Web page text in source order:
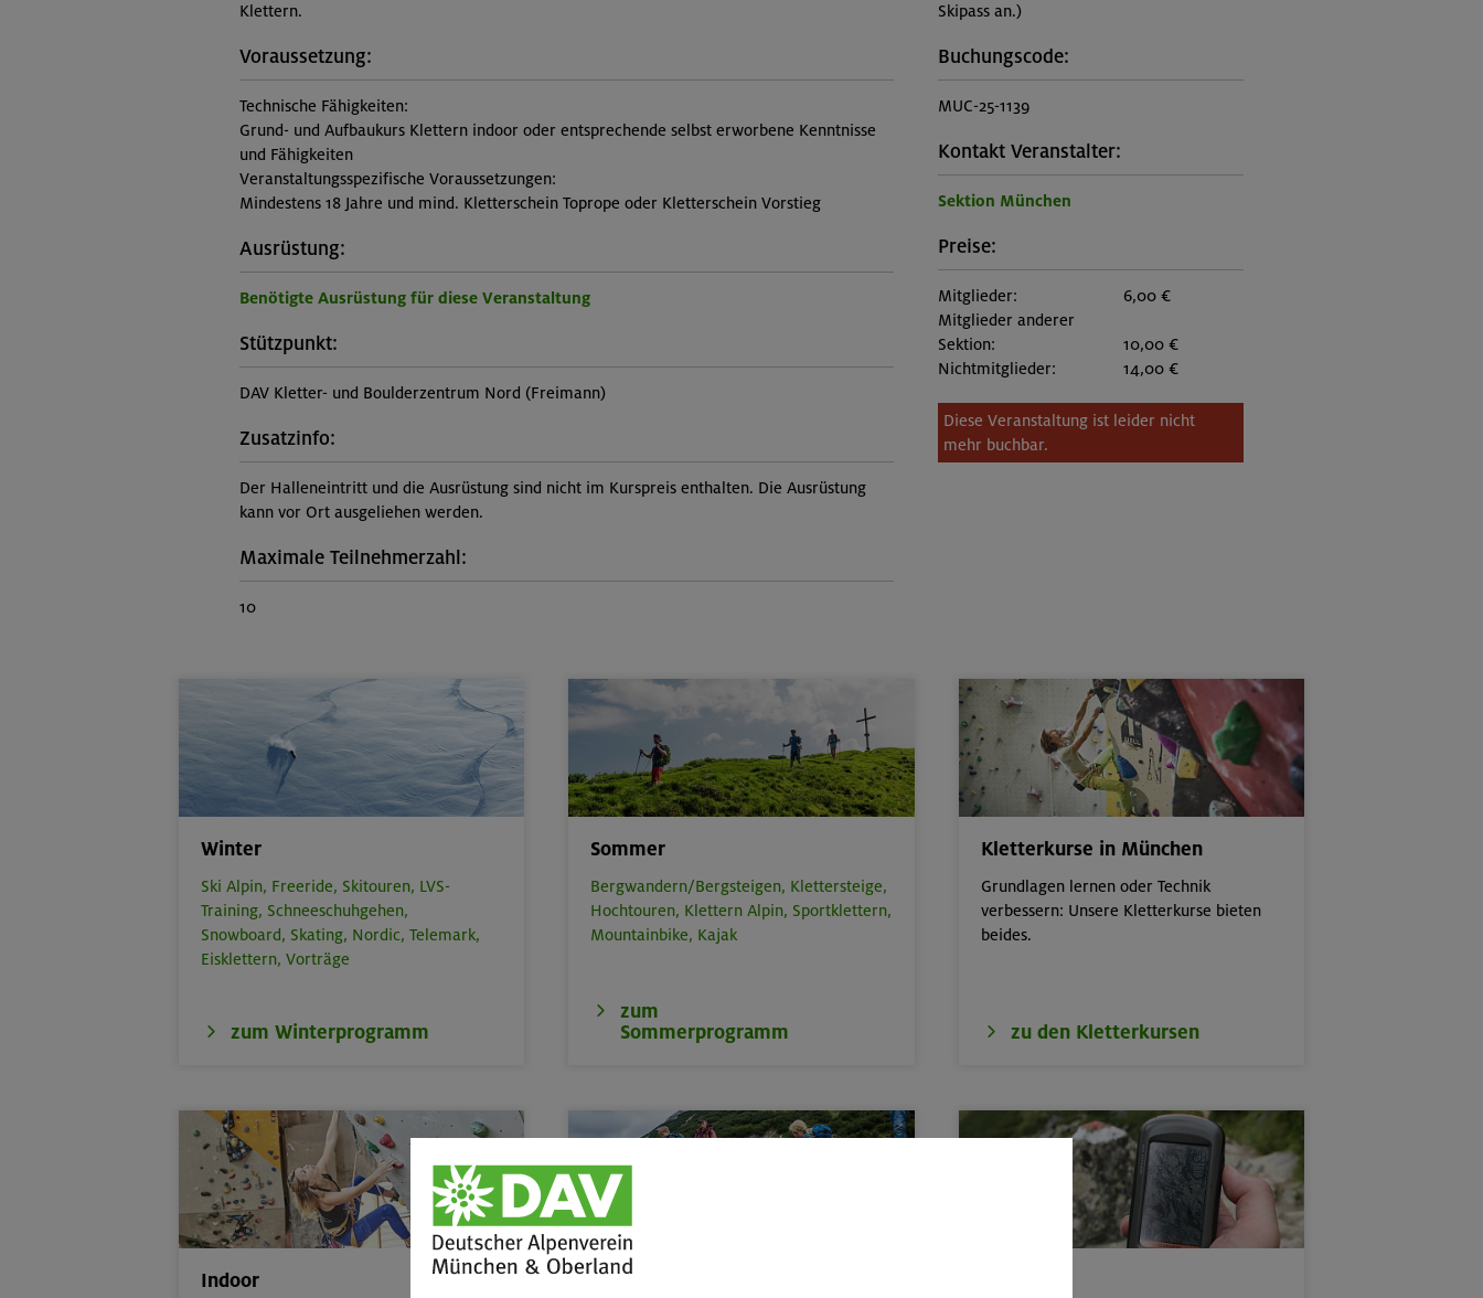
Klettern.
Voraussetzung:
Technische Fähigkeiten:
Grund- und Aufbaukurs Klettern indoor oder entsprechende selbst erworbene Kenntnisse
und Fähigkeiten
Veranstaltungsspezifische Voraussetzungen:
Mindestens 18 Jahre und mind. Kletterschein Toprope oder Kletterschein Vorstieg
Ausrüstung:
Benötigte Ausrüstung für diese Veranstaltung
Stützpunkt:
DAV Kletter- und Boulderzentrum Nord (Freimann)
Zusatzinfo:
Der Halleneintritt und die Ausrüstung sind nicht im Kurspreis enthalten. Die Ausrüstung
kann vor Ort ausgeliehen werden.
Maximale Teilnehmerzahl:
10
Skipass an.)
Buchungscode:
MUC-25-1139
Kontakt Veranstalter:
Sektion München
Preise:
Mitglieder:
6,00 €
Mitglieder anderer
Sektion:
10,00 €
Nichtmitglieder:
14,00 €
Diese Veranstaltung ist leider nicht
mehr buchbar.
Winter
Ski Alpin, Freeride, Skitouren, LVS-
Training, Schneeschuhgehen,
Snowboard, Skating, Nordic, Telemark,
Eisklettern, Vorträge
zum Winterprogramm
Sommer
Bergwandern/Bergsteigen, Klettersteige,
Hochtouren, Klettern Alpin, Sportklettern,
Mountainbike, Kajak
zum
Sommerprogramm
Kletterkurse in München
Grundlagen lernen oder Technik
verbessern: Unsere Kletterkurse bieten
beides.
zu den Kletterkursen
Indoor Kinder, Jugend & Familie